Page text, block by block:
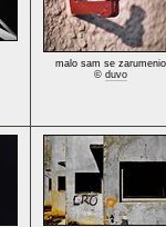
malo sam se zarumenio
© duvo